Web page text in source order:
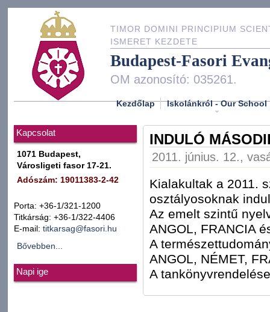
TIMOR DOMINI PRINCIPIUM
ISMERET KEZDETE
Budapest-Fasori
OM azonosító: 035261.
Kezdőlap Iskolánkról - Our School
Kapcsolat
1071 Budapest,
Városligeti fasor 17-21.
Adószám: 19011383-2-42
Porta: +36-1/321-1200
Titkárság: +36-1/322-4406
E-mail: titkarsag@fasori.hu
Bővebben...
Napi ige
INDULÓ
2011. június. 12.,
Kialakultak a 2011.
osztályosoknak
Az emelt szintű
ANGOL, FRANCIA
A
ANGOL, NÉMET,
A